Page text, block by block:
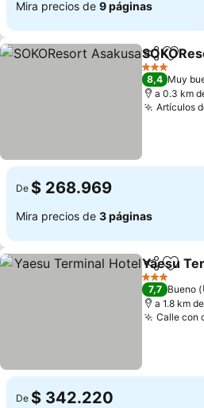
Mira precios de 9 páginas
Compartir
3 Estrellas
8,4 Muy
a 0.3 km
Artículos
De $ 268.969
Mira precios de 3 páginas
Compartir
Yaesu
3 Estrellas
7,7 Bueno
a 1.8 km
Calle con
De $ 342.220